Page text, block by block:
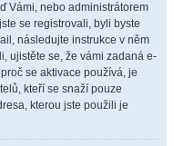
Vámi, nebo administrátorem
se registrovali, byli byste
následujte instrukce v něm
ujistěte se, že vámi zadaná e-
se aktivace používá, je
kteří se snaží pouze
kterou jste použili je